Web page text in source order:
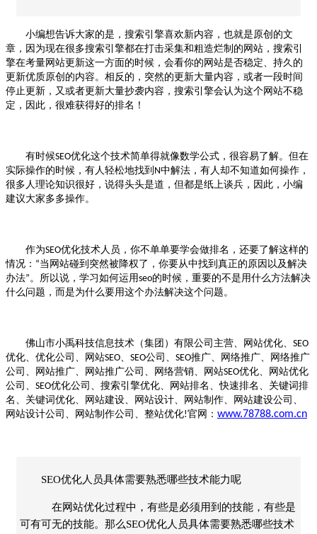
小编想告诉大家的是，搜索引擎喜欢新内容，也就是原创的文
章，因为现在很多搜索引擎都在打击采集和粗造烂制的网站，搜索引
擎在考量网站更新这一方面的时候，会看你的网站是否稳定、持久的
更新优质原创的内容。相反的，突然的更新大量内容，或者一段时间
停止更新，又或者更新大量抄袭内容，搜索引擎会认为这个网站不稳
定，因此，很难获得好的排名！
有时候SEO优化这个技术简单得就像数学公式，很容易了解。但在
实际操作的时候，有人轻松地找到 N中解法，有人却不知道如何操作，
很多人理论知识很好，说得头头是道，但都是纸上谈兵，因此，小编
建议大家多多操作。
作为SEO优化技术人员，你不单单要学会做排名，还要了解这样的
情况： “当网站碰到突然被降权了，你要从中找到真正的原因以及解决
办法” 。所以说，学习如何运用seo的时候，重要的不是用什么方法解决
什么问题，而是为什么要用这个办法解决这个问题。
佛山市小禹科技信息技术（集团）有限公司主营、网站优化、 SEO
优化、优化公司、网站SEO SEO公司、 SEO推广、网络推广、网络推广
公司、网站推广、网站推广公司、网络营销、网站SEO优化、网站优化
公司、 SEO优化公司、搜索引擎优化、网站排名、快速排名、关键词排
名、关键词优化、网站建设、网站设计、网站制作、网站建设公司、
网站设计公司、网站制作公司、整站优化!官网： www.78788.com.cn
SEO优化人员具体需要熟悉哪些技术能力呢
在网站优化过程中，有些是必须用到的技能，有些是
可有可无的技能。那么SEO优化人员具体需要熟悉哪些技术